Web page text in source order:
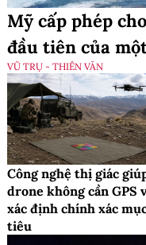
Mỹ cấp phép
đầu tiên của
VŨ TRỤ - THIÊN VĂN
Công nghệ thị giác
drone không cần GPS
xác định chính xác
tiêu